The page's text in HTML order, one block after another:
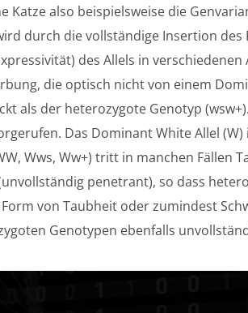
also beispielsweise die
durch die vollständige Insertion des
des Allels in
die optisch nicht von einem
als der heterozygote Genotyp
Das Dominant White Allel
Wws, Ww+) tritt in manchen Fällen
penetrant), so dass
von Taubheit oder zumindest
Genotypen ebenfalls